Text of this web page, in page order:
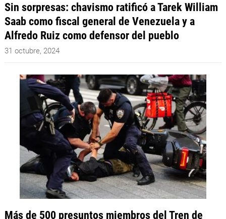
Sin sorpresas: chavismo ratificó a Tarek William
Saab como fiscal general de Venezuela y a
Alfredo Ruiz como defensor del pueblo
31 octubre, 2024
Más de 500 presuntos miembros del Tren de